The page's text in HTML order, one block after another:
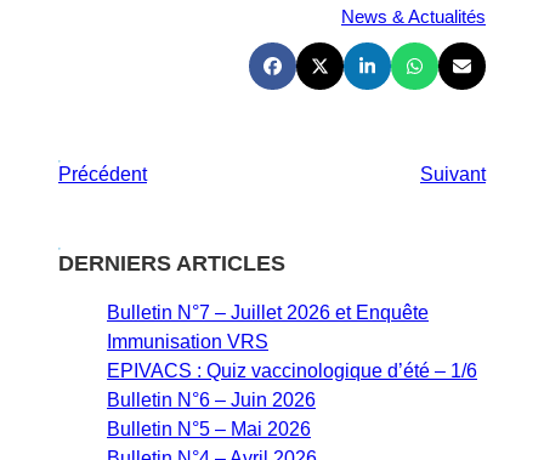
News & Actualités
Précédent Suivant
DERNIERS ARTICLES
Bulletin N°7 – Juillet 2026 et Enquête
Immunisation VRS
EPIVACS : Quiz vaccinologique d’été – 1/6
Bulletin N°6 – Juin 2026
Bulletin N°5 – Mai 2026